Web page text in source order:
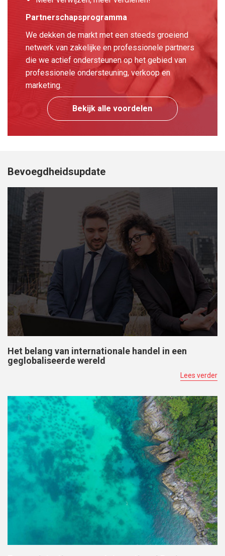
Partnerschapsprogramma
We dekken de markt met een steeds groeiend
netwerk van zakelijke en professionele partners
die we actief ondersteunen op het gebied van
professionele ondersteuning, verkoop en
marketing.
Bekijk alle voordelen
Bevoegdheidsupdate
Het belang van internationale handel in een
geglobaliseerde wereld
Lees verder